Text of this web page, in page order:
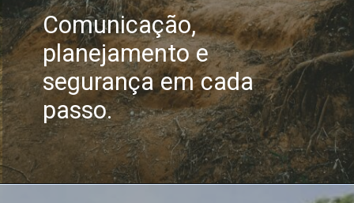
Comunicação,
planejamento e
segurança em cada
passo.